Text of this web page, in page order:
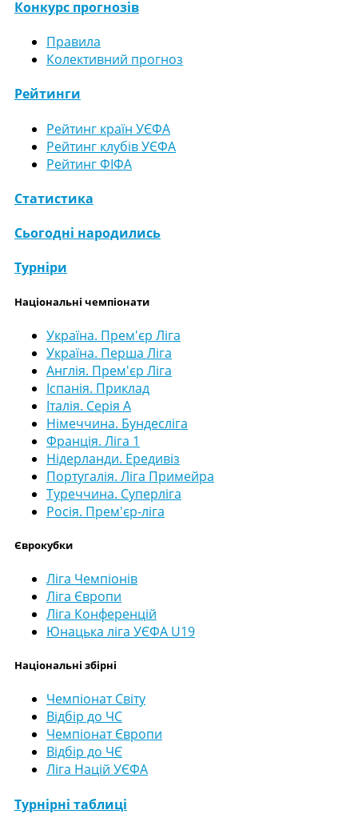
Конкурс прогнозів
Правила
Колективний прогноз
Рейтинги
Рейтинг країн УЄФА
Рейтинг клубів УЄФА
Рейтинг ФІФА
Статистика
Сьогодні народились
Турніри
Національні чемпіонати
Україна. Прем'єр Ліга
Україна. Перша Ліга
Англія. Прем'єр Ліга
Іспанія. Приклад
Італія. Серія А
Німеччина. Бундесліга
Франція. Ліга 1
Нідерланди. Ередивіз
Португалія. Ліга Примейра
Туреччина. Суперліга
Росія. Прем'єр-ліга
Єврокубки
Ліга Чемпіонів
Ліга Європи
Ліга Конференцій
Юнацька ліга УЄФА U19
Національні збірні
Чемпіонат Світу
Відбір до ЧС
Чемпіонат Європи
Відбір до ЧЄ
Ліга Націй УЄФА
Турнірні таблиці